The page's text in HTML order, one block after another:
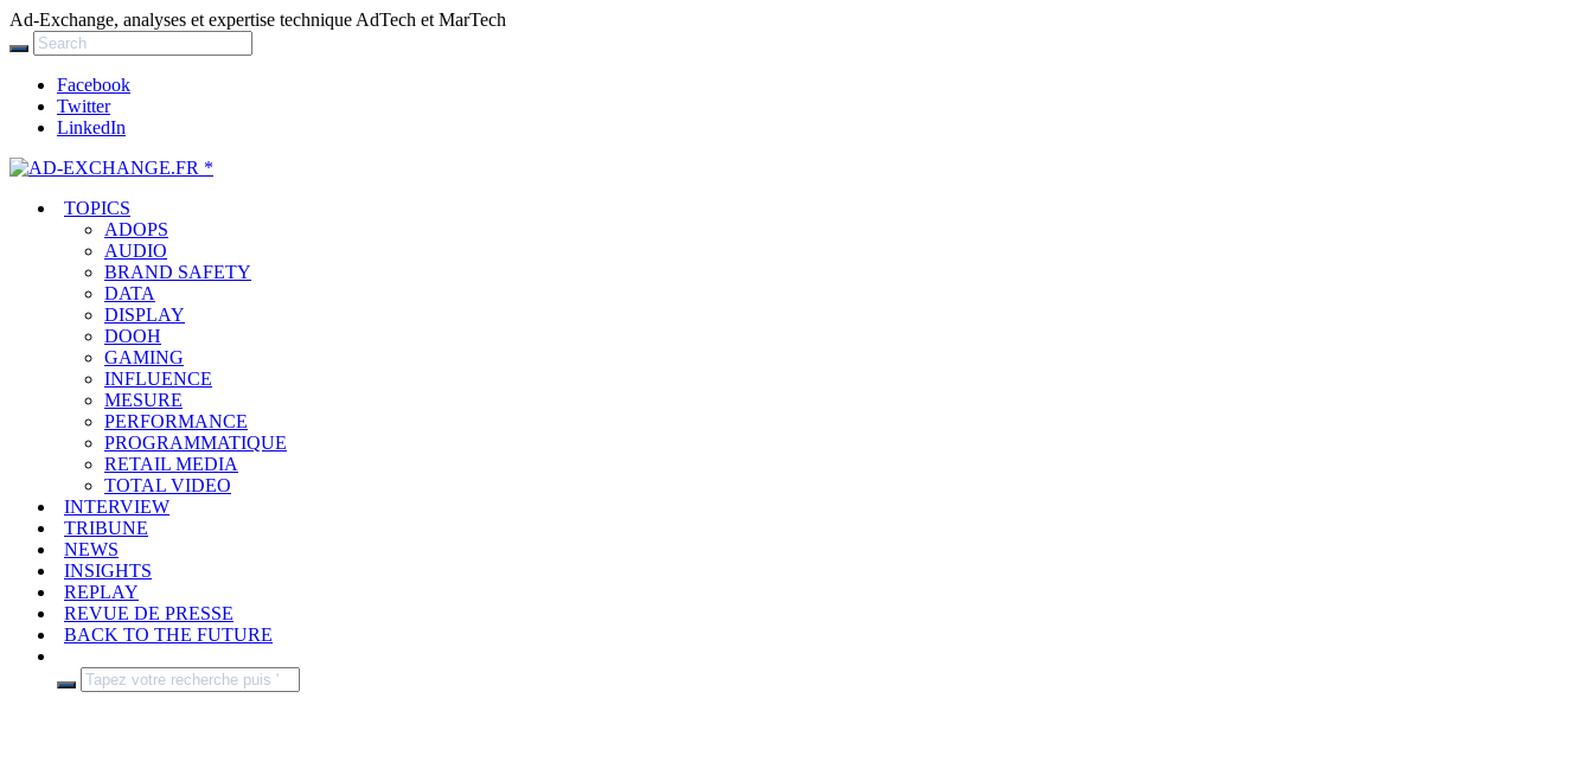
Ad-Exchange, analyses et expertise technique AdTech et MarTech
Facebook
Twitter
LinkedIn
TOPICS
ADOPS
AUDIO
BRAND SAFETY
DATA
DISPLAY
DOOH
GAMING
INFLUENCE
MESURE
PERFORMANCE
PROGRAMMATIQUE
RETAIL MEDIA
TOTAL VIDEO
INTERVIEW
TRIBUNE
NEWS
INSIGHTS
REPLAY
REVUE DE PRESSE
BACK TO THE FUTURE